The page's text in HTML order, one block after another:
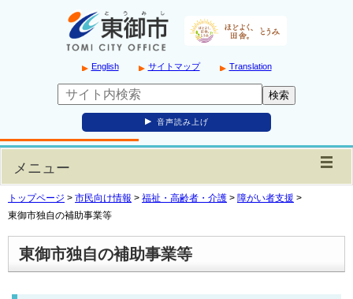
English サイトマップ Translation
音声読み上げ
メニュー
トップページ > 市民向け情報 > 福祉・高齢者・介護 > 障がい者支援 >
東御市独自の補助事業等
東御市独自の補助事業等